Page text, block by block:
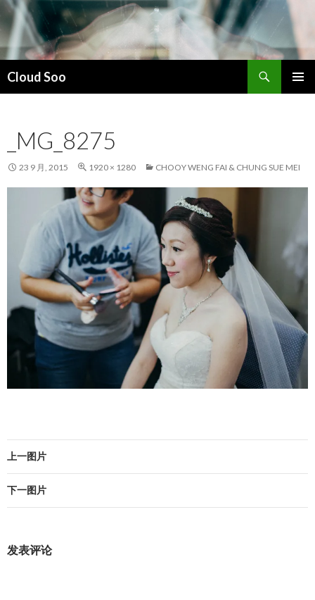
Cloud Soo
索
_MG_8275
23 9 月, 2015 1920 × 1280 CHOOY WENG FAI & CHUNG SUE MEI
上一图片
下一图片
发表评论